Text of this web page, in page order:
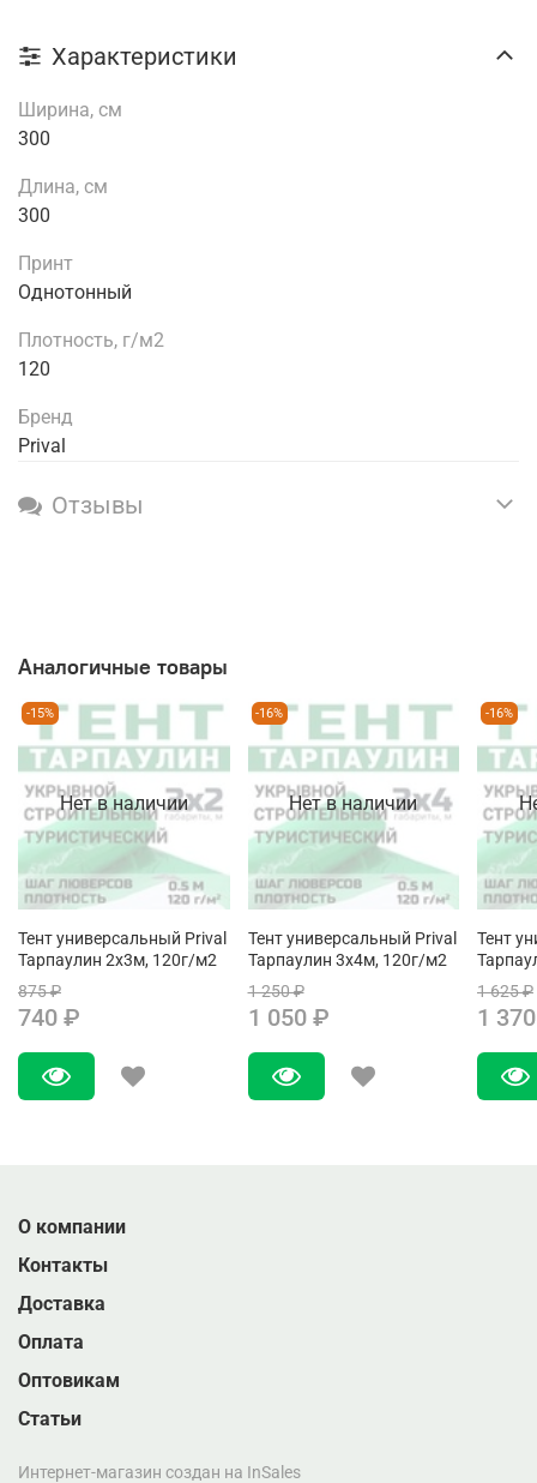
Характеристики
Ширина, см
300
Длина, см
300
Принт
Однотонный
Плотность, г/м2
120
Бренд
Prival
Отзывы
Аналогичные товары
Нет в наличии
-15%
Тент универсальный Prival
Тарпаулин 2х3м, 120г/м2
875 ₽
740 ₽
Нет в наличии
-16%
Тент универсальный Prival
Тарпаулин 3х4м, 120г/м2
1 250 ₽
1 050 ₽
-16%
Тент
1 625 ₽
1
О компании
Контакты
Доставка
Оплата
Оптовикам
Статьи
Интернет-магазин создан на InSales